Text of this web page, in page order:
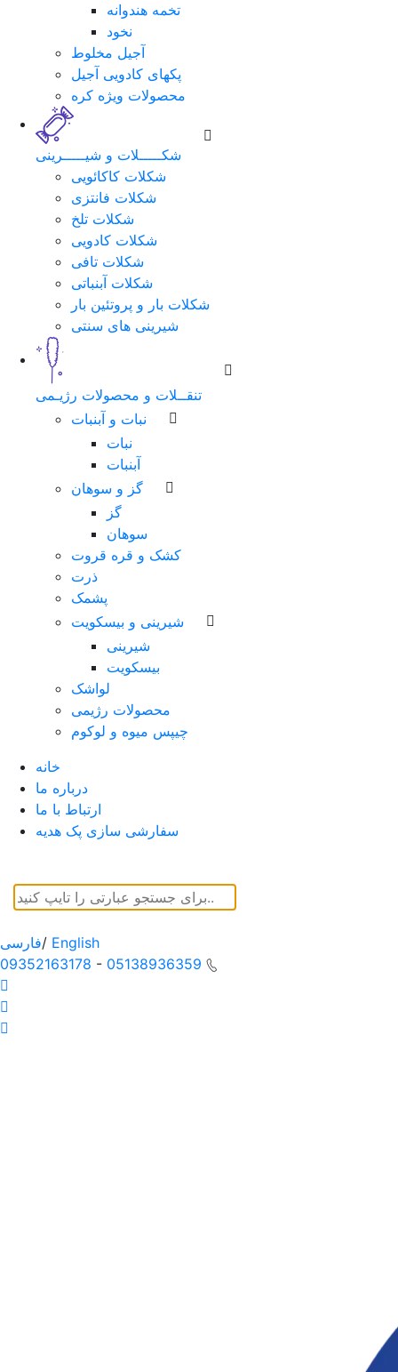
تخمه هندوانه
نخود
آجیل مخلوط
پکهای کادویی آجیل
محصولات ویژه کره
شکـــــلات و شیـــــرینی
شکلات کاکائویی
شکلات فانتزی
شکلات تلخ
شکلات کادویی
شکلات تافی
شکلات آبنباتی
شکلات بار و پروتئین بار
شیرینی های سنتی
تنقــلات و محصولات رژیـمی
نبات و آبنبات
نبات
آبنبات
گز و سوهان
گز
سوهان
کشک و قره قروت
ذرت
پشمک
شیرینی و بیسکویت
شیرینی
بیسکویت
لواشک
محصولات رژیمی
چیپس میوه و لوکوم
خانه
درباره ما
ارتباط با ما
سفارشی سازی پک هدیه
فارسی/ English
09352163178 - 05138936359